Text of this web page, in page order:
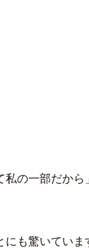
の一部だか
も驚いていま